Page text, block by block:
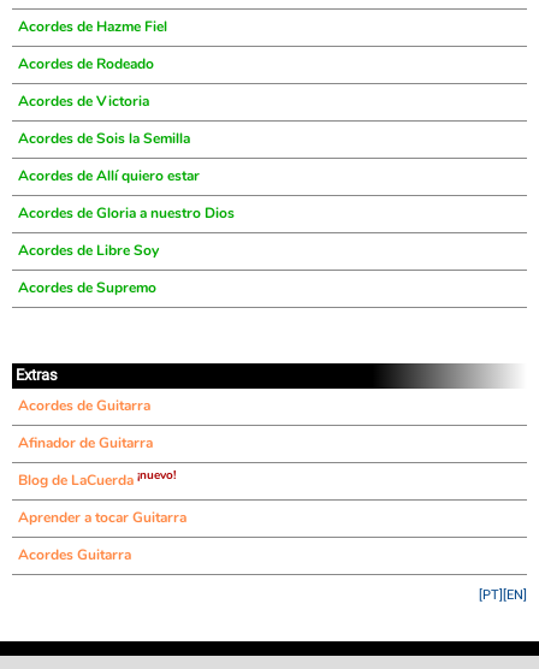
Acordes de Hazme Fiel
Acordes de Rodeado
Acordes de Victoria
Acordes de Sois la Semilla
Acordes de Allí quiero estar
Acordes de Gloria a nuestro Dios
Acordes de Libre Soy
Acordes de Supremo
Extras
Acordes de Guitarra
Afinador de Guitarra
Blog de LaCuerda ¡nuevo!
Aprender a tocar Guitarra
Acordes Guitarra
[EN]
[PT]